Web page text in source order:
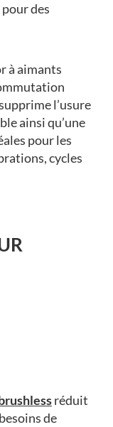
des
à aimants
l’usure
ainsi qu’une
pour les
cycles
réduit
de